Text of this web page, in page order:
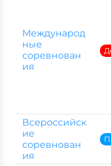
Международ
ные
соревнован
ия
Всероссийск
ие
соревнован
ия